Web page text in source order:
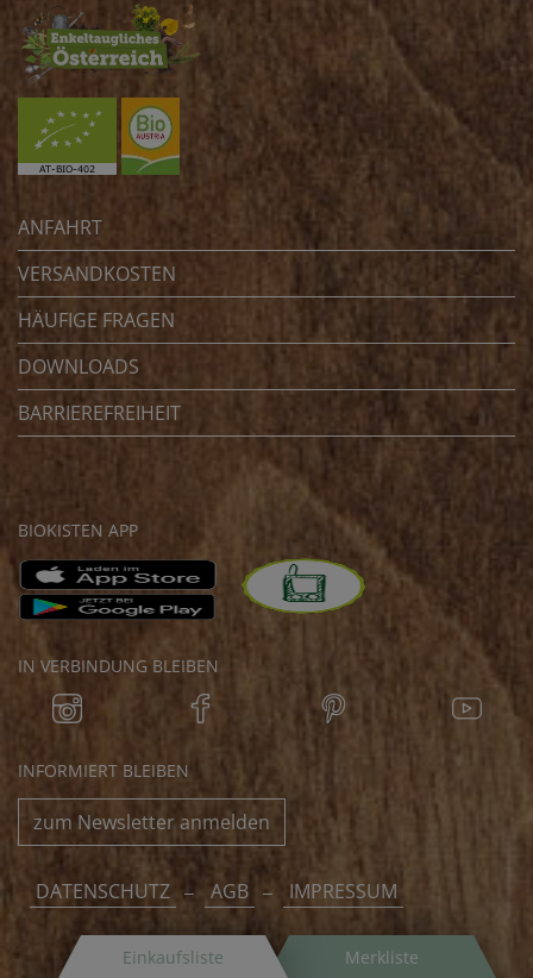
Einkaufsliste Merkliste
ANFAHRT
VERSANDKOSTEN
HÄUFIGE FRAGEN
DOWNLOADS
BARRIEREFREIHEIT
BIOKISTEN APP
IN VERBINDUNG BLEIBEN
INFORMIERT BLEIBEN
zum Newsletter anmelden
DATENSCHUTZ AGB IMPRESSUM